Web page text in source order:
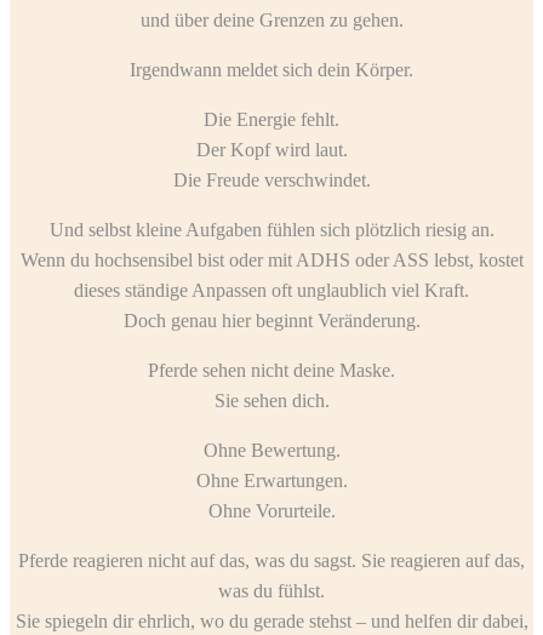
und über deine Grenzen zu gehen.
Irgendwann meldet sich dein Körper.
Die Energie fehlt.
Der Kopf wird laut.
Die Freude verschwindet.
Und selbst kleine Aufgaben fühlen sich plötzlich riesig an.
Wenn du hochsensibel bist oder mit ADHS oder ASS lebst, kostet
dieses ständige Anpassen oft unglaublich viel Kraft.
Doch genau hier beginnt Veränderung.
Pferde sehen nicht deine Maske.
Sie sehen dich.
Ohne Bewertung.
Ohne Erwartungen.
Ohne Vorurteile.
Pferde reagieren nicht auf das, was du sagst. Sie reagieren auf das,
was du fühlst.
Sie spiegeln dir ehrlich, wo du gerade stehst – und helfen dir dabei,